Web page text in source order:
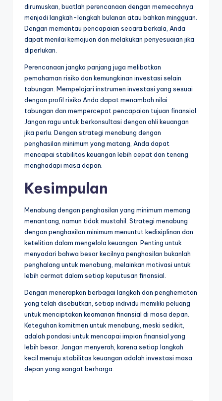
dirumuskan, buatlah perencanaan dengan memecahnya
menjadi langkah-langkah bulanan atau bahkan mingguan.
Dengan memantau pencapaian secara berkala, Anda
dapat menilai kemajuan dan melakukan penyesuaian jika
diperlukan.
Perencanaan jangka panjang juga melibatkan
pemahaman risiko dan kemungkinan investasi selain
tabungan. Mempelajari instrumen investasi yang sesuai
dengan profil risiko Anda dapat menambah nilai
tabungan dan mempercepat pencapaian tujuan finansial.
Jangan ragu untuk berkonsultasi dengan ahli keuangan
jika perlu. Dengan strategi menabung dengan
penghasilan minimum yang matang, Anda dapat
mencapai stabilitas keuangan lebih cepat dan tenang
menghadapi masa depan.
Kesimpulan
Menabung dengan penghasilan yang minimum memang
menantang, namun tidak mustahil. Strategi menabung
dengan penghasilan minimum menuntut kedisiplinan dan
ketelitian dalam mengelola keuangan. Penting untuk
menyadari bahwa besar kecilnya penghasilan bukanlah
penghalang untuk menabung, melainkan motivasi untuk
lebih cermat dalam setiap keputusan finansial.
Dengan menerapkan berbagai langkah dan penghematan
yang telah disebutkan, setiap individu memiliki peluang
untuk menciptakan keamanan finansial di masa depan.
Keteguhan komitmen untuk menabung, meski sedikit,
adalah pondasi untuk mencapai impian finansial yang
lebih besar. Jangan menyerah, karena setiap langkah
kecil menuju stabilitas keuangan adalah investasi masa
depan yang sangat berharga.